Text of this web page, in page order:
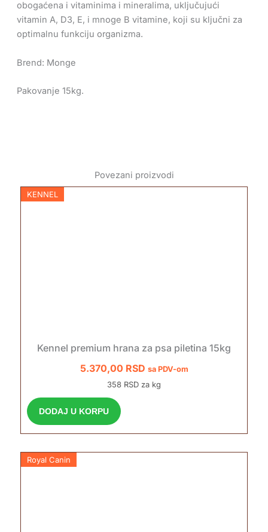
obogaćena i vitaminima i mineralima, uključujući
vitamin A, D3, E, i mnoge B vitamine, koji su ključni za
optimalnu funkciju organizma.
Brend: Monge
Pakovanje 15kg.
Povezani proizvodi
KENNEL
Kennel premium hrana za psa piletina 15kg
5.370,00 RSD sa PDV-om
358 RSD za kg
DODAJ U KORPU
Royal Canin